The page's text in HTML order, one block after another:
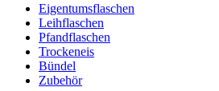
Eigentumsflaschen
Leihflaschen
Pfandflaschen
Trockeneis
Bündel
Zubehör